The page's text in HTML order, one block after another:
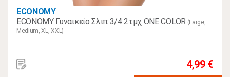
ECONOMY
ECONOMY Γυναικείο Σλιπ 3/4 2τμχ ONE COLOR(Large,
Medium, XL, XXL)
4,99 €